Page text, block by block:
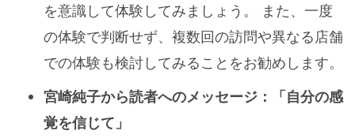
を意識して体験してみましょう。 また、一度
の体験で判断せず、複数回の訪問や異なる店舗
での体験も検討してみることをお勧めします。
宮崎純子から読者へのメッセージ：「自分の感
覚を信じて」